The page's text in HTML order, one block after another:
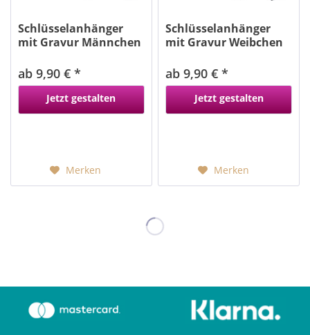
Schlüsselanhänger
mit Gravur Männchen
ab 9,90 € *
Jetzt gestalten
Merken
Schlüsselanhänger
mit Gravur Weibchen
ab 9,90 € *
Jetzt gestalten
Merken